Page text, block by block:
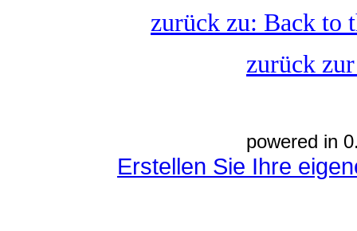
zurück zu: Back to
zurück
powered in
Erstellen Sie Ihre